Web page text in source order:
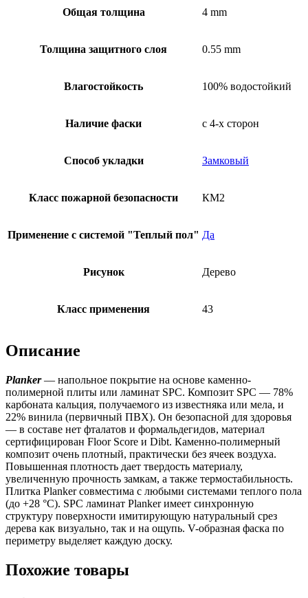
Общая толщина 4 mm
Толщина защитного слоя 0.55 mm
Влагостойкость 100% водостойкий
Наличие фаски с 4-х сторон
Способ укладки Замковый
Класс пожарной безопасности КМ2
Применение с системой "Теплый пол" Да
Рисунок Дерево
Класс применения 43
Описание
Planker— напольное покрытие на основе каменно-
полимерной плиты или ламинат SPC. Композит SPC — 78%
карбоната кальция, получаемого из известняка или мела, и
22% винила (первичный ПВХ). Он безопасной для здоровья
— в составе нет фталатов и формальдегидов, материал
сертифицирован Floor Score и Dibt. Каменно-полимерный
композит очень плотный, практически без ячеек воздуха.
Повышенная плотность дает твердость материалу,
увеличенную прочность замкам, а также термостабильность.
Плитка Planker совместима с любыми системами теплого пола
(до +28 °C). SPC ламинат Planker имеет синхронную
структуру поверхности имитирующую натуральный срез
дерева как визуально, так и на ощупь. V-образная фаска по
периметру выделяет каждую доску.
Похожие товары